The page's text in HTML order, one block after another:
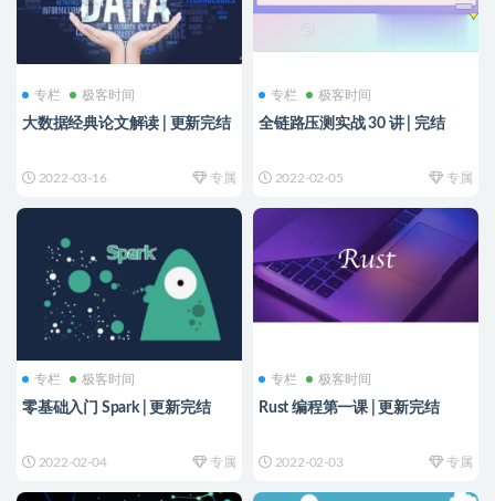
专栏 极客时间
大数据经典论文解读 | 更新完结
2022-03-16 专属
专栏 极客时间
全链路压测实战 30 讲 | 完结
2022-02-05 专属
专栏 极客时间
零基础入门 Spark | 更新完结
2022-02-04 专属
专栏 极客时间
Rust 编程第一课 | 更新完结
2022-02-03 专属